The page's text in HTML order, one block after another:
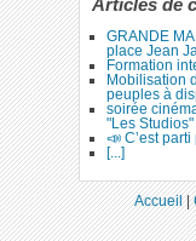
Articles de
GRANDE
place Jean
Formation
Mobilisation
peuples à
soirée
"Les
📣 C’est
[...]
Accueil|